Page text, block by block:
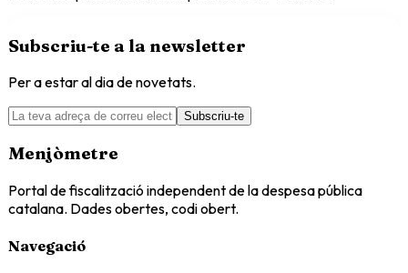
Subscriu-te a la newsletter
Per a estar al dia de novetats.
Subscriu-te
Menjòmetre
Portal de fiscalització independent de la despesa pública
catalana. Dades obertes, codi obert.
Navegació